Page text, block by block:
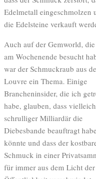
Edelmetall eingeschmolzen
die Edelsteine verkauft
Auch auf der Gemworld,
am Wochenende besucht
war der Schmuckraub aus
Louvre ein Thema. Einige
Brancheninsider, die ich
habe, glauben, dass
schrulliger Milliardär die
Diebesbande beauftragt
könnte und dass der
Schmuck in einer
für immer aus dem Licht der